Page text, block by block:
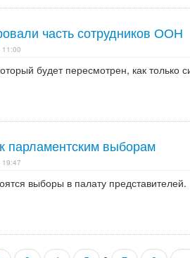
часть сотрудников ООН
11:00
будет пересмотрен, как только
парламентским выборам
19:47
выборы в палату представителей.